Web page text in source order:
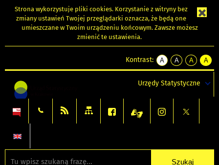
Strona wykorzystuje pliki cookies. Korzystanie z witryny bez
zmiany ustawień Twojej przeglądarki oznacza, że będą one
umieszczane w Twoim urządzeniu końcowym. Zawsze możesz
zmienić te ustawienia.
Kontrast:
A
kontrast
A
kontrast
tekst
czarnym
A
kontrast
tekst
czarnym
A
tekst
żółtym
Urzędy Statystyczne